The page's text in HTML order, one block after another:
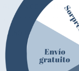
ALLIANCE EQUINE
Vitaminas C Alianza
92,80 €